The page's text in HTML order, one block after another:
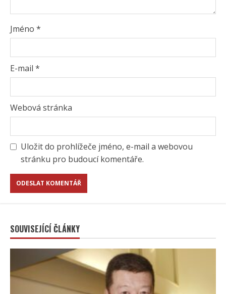
Jméno *
E-mail *
Webová stránka
Uložit do prohlížeče jméno, e-mail a webovou
stránku pro budoucí komentáře.
SOUVISEJÍCÍ ČLÁNKY